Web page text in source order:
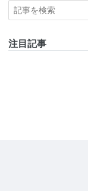
注目記事